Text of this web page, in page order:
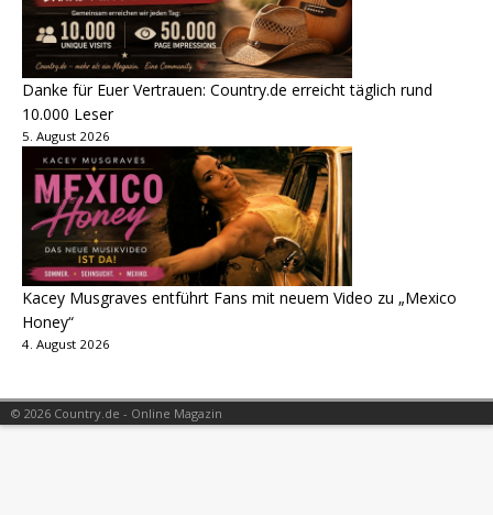
Danke für Euer Vertrauen: Country.de erreicht täglich rund
10.000 Leser
5. August 2026
Kacey Musgraves entführt Fans mit neuem Video zu „Mexico
Honey“
4. August 2026
© 2026 Country.de - Online Magazin